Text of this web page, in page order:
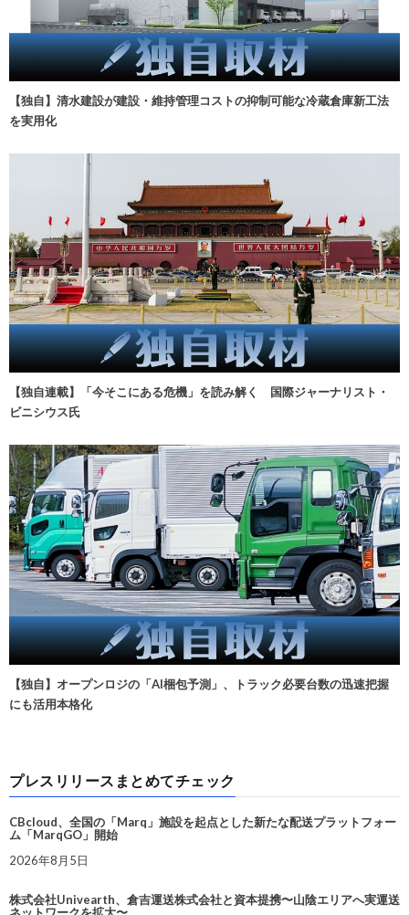
【独自】清水建設が建設・維持管理コストの抑制可能な冷蔵倉庫新工法
を実用化
【独自連載】「今そこにある危機」を読み解く 国際ジャーナリスト・
ビニシウス氏
【独自】オープンロジの「AI梱包予測」、トラック必要台数の迅速把握
にも活用本格化
プレスリリースまとめてチェック
CBcloud、全国の「Marq」施設を起点とした新たな配送プラットフォー
ム「MarqGO」開始
2026年8月5日
株式会社Univearth、倉吉運送株式会社と資本提携〜山陰エリアへ実運送
ネットワークを拡大〜